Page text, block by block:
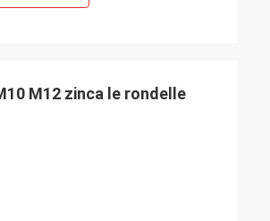
M12 zinca le rondelle